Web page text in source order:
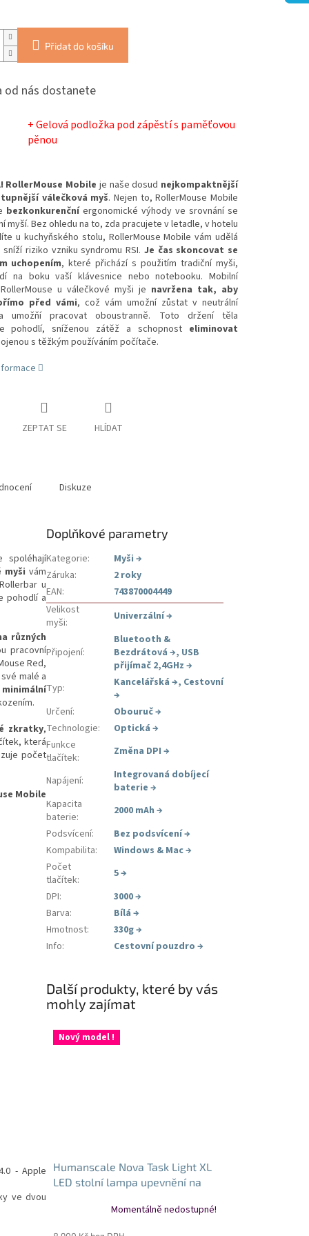
Přidat do košíku
od nás dostanete
+ Gelová podložka pod zápěstí s paměťovou
pěnou
RollerMouse Mobile je naše dosud nejkompaktnější
válečková myš. Nejen to, RollerMouse Mobile
bezkonkurenčníergonomické výhody ve srovnání se
myší. Bez ohledu na to, zda pracujete v letadle, v hotelu
u kuchyňského stolu, RollerMouse Mobile vám udělá
riziko vzniku syndromu RSI. Je čas skoncovat se
uchopením, které přichází s použitím tradiční myši,
na boku vaší klávesnice nebo notebooku. Mobilní
u válečkové myši je navržena tak, aby
před vámi, což vám umožní zůstat v neutrální
umožňí pracovat oboustranně.
Toto držení těla
pohodlí, sníženou zátěž a schopnost eliminovat
s těžkým používáním počítače.
ZEPTAT SE HLÍDAT
Diskuze
spoléhají
myši vám
Rollerbar u
pohodlí a
různých
pracovní
Red,
malé a
zkratky,
která
počet
Mobile
- Apple
ve dvou
Doplňkové parametry
Kategorie: Myši →
Záruka:
2 roky
EAN:
743870004449
Velikost
myši: Univerzální→
Připojení:
Bluetooth &
Bezdrátová →, USB
přijímač 2,4GHz →
Typ: Kancelářská →, Cestovní
→
Určení: Obouruč→
Technologie: Optická →
Funkce
tlačítek: Změna DPI →
Napájení:
Integrovaná dobíjecí
baterie →
Kapacita
baterie: 2000 mAh →
Podsvícení: Bez podsvícení→
Kompabilita: Windows & Mac→
Počet
tlačítek: 5→
DPI: 3000→
Barva: Bílá →
Hmotnost: 330g→
Info: Cestovní pouzdro →
Další produkty, které by vás
mohly zajímat
Nový model !
Humanscale Nova Task Light XL
LED stolní lampa upevnění na
Momentálně nedostupné!